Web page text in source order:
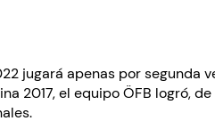
jugará apenas por segunda
2017, el equipo ÖFB logró, de